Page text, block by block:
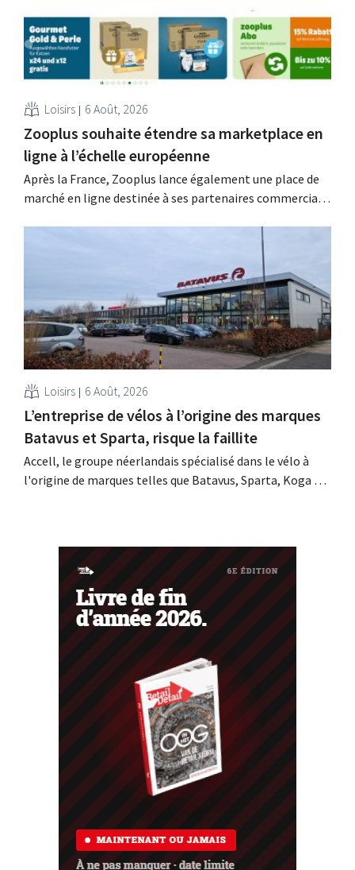
Loisirs 6 Août, 2026
Zooplus souhaite étendre sa marketplace en
ligne à l’échelle européenne
Après la France, Zooplus lance également une place de
marché en ligne destinée à ses partenaires commerciaux
des prochaines années, la boutique en ligne spécialisée
dans les produits pour animaux de compagnie souhaite
étendre progressivement ce modèle à d’autres pays.
Loisirs 6 Août, 2026
L’entreprise de vélos à l’origine des marques
Batavus et Sparta, risque la faillite
Accell, le groupe néerlandais spécialisé dans le vélo à
l'origine de marques telles que Batavus, Sparta, Koga et